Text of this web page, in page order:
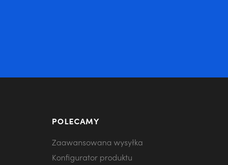
POLECAMY
Zaawansowana wysyłka
Konfigurator produktu